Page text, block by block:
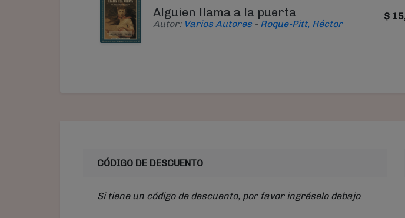
Alguien llama a la puerta
Autor: Varios Autores- Roque-Pitt, Héctor
$
CÓDIGO DE DESCUENTO
Si tiene un código de descuento, por favor ingréselo debajo